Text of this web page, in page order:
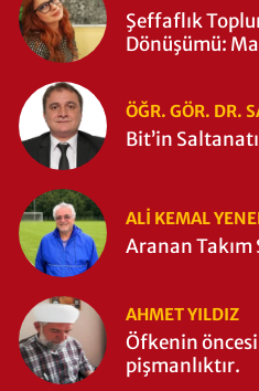
Şeffaflık
Dönüşümü:
ÖĞR. GÖR. DR.
Bit’in Saltanatı
ALI KEMAL
Aranan Takım
AHMET YILDIZ
Öfkenin
pişmanlıktır.